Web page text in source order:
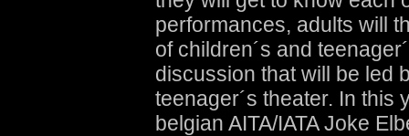
performances, adults will
of children´s and
discussion that will be led
teenager´s theater. In this
belgian AITA/IATA Joke